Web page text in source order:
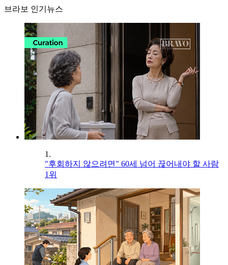
브라보 인기뉴스
1.
"후회하지 않으려면" 60세 넘어 끊어내야 할 사람
1위